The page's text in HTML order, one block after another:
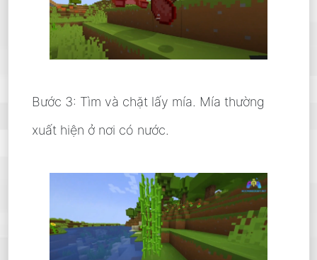
Bước 3: Tìm và chặt lấy mía. Mía thường
xuất hiện ở nơi có nước.